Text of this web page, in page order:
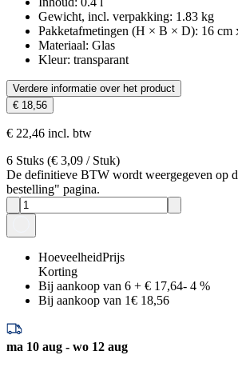
Gewicht, incl. verpakking: 1.83 kg
Pakketafmetingen (H × B × D): 16 cm
Materiaal: Glas
Kleur: transparant
Verdere informatie over het product
€ 18,56
€ 22,46 incl. btw
6 Stuks (€ 3,09 / Stuk)
De definitieve BTW wordt weergegeven op
bestelling" pagina.
HoeveelheidPrijs
Korting
Bij aankoop van 6 + € 17,64- 4 %
Bij aankoop van 1€ 18,56
ma 10 aug - wo 12 aug